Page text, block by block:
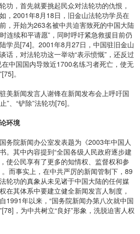
功，首先就要挑起民众对法轮功的仇恨，
，2001年8月18日，旧金山法轮功学员在
，开始为263名被中共迫害致死的中国大陆
连续和平请愿”，同时呼吁紧急救援目前仍
学员[74]。2001年8月27日，中国驻旧金山
话，对法轮功这一举动“表示愤慨”，还反过
中国国内导致近1700名练习者死亡，使无
。
美新闻发言人谢锋在新闻发布会上呼吁国
”、“铲除”法轮功[76]。
环境
务院新闻办公室发表题为《2003年中国人
。其中内容提到“全国各级人民政府逐步建
使公民享有了更多的知情权、监督权和参
而事实上，在中共严厉的新闻管制下，89
轮功的真象从未见诸于中国大陆的任何媒
在其体系中要建立健全新闻发言人制度，
1991年以来，“国务院新闻办第八次就中国
，为中共树立“良好”形象，洗脱迫害人权